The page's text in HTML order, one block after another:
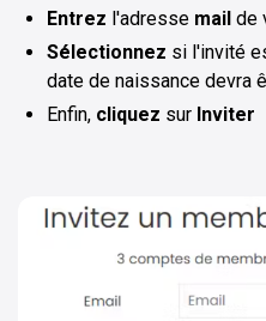
Entrez l'adresse mail de
Sélectionnez si l'invité
date de naissance devra
Enfin, cliquez sur Inviter